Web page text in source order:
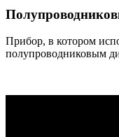
Прибор, в котором
полупроводниковым